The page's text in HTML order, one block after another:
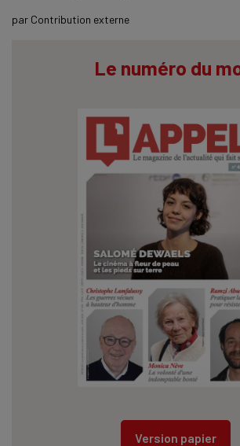
par Contribution externe
Le numéro du
Version papier